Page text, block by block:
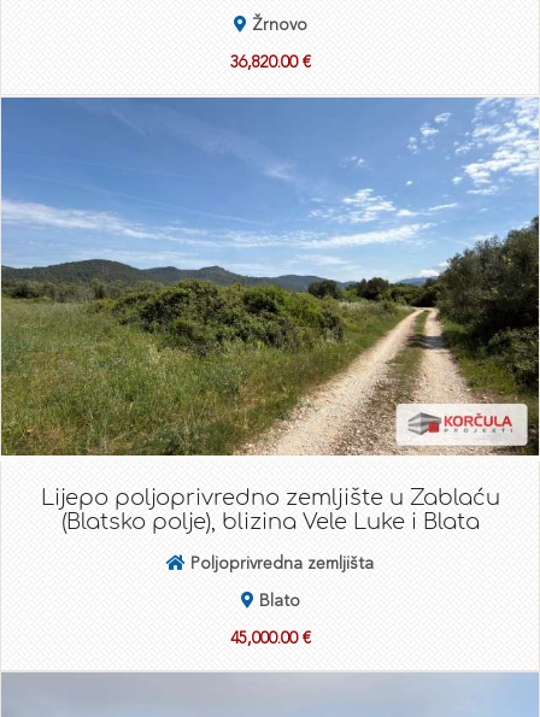
Žrnovo
36,820.00 €
Lijepo poljoprivredno zemljište u Zablaću
(Blatsko polje), blizina Vele Luke i Blata
Poljoprivredna zemljišta
Blato
45,000.00 €